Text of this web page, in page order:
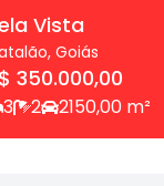
Vista
, Goiás
350.000,00
3 2 2150,00 m²